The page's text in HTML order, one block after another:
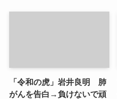
「令和の虎」岩井良明 肺
がんを告白→負けないで頑